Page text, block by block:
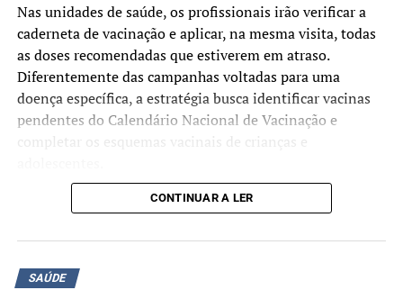
Nas unidades de saúde, os profissionais irão verificar a
caderneta de vacinação e aplicar, na mesma visita, todas
as doses recomendadas que estiverem em atraso.
Diferentemente das campanhas voltadas para uma
doença específica, a estratégia busca identificar vacinas
pendentes do Calendário Nacional de Vacinação e
completar os esquemas vacinais de crianças e
Segundo o Ministério da Saúde, a mobilização tem como
acesso às vacinas oferecidas gratuitamente pelo Sistema
Único de Saúde (SUS). A atualização da caderneta
CONTINUAR A LER
SAÚDE